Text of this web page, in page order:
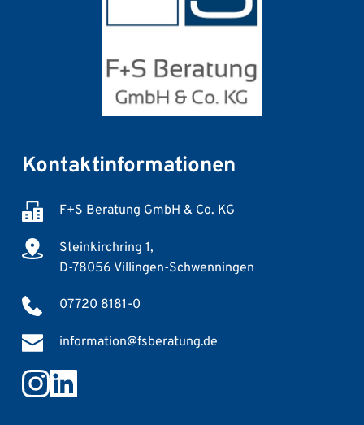
Kontaktinformationen
F+S Beratung GmbH & Co. KG
Steinkirchring 1,
D-78056 Villingen-Schwenningen
07720 8181-0
information@fsberatung.de